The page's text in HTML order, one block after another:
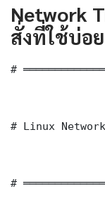
Network
สั่งที่ใช้บ่อย
#
# Linux
#